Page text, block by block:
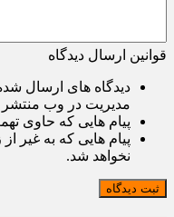
قوانین ارسال دیدگاه
دیدگاه های ارسال
مدیریت در وب
پیام هایی که حاوی
پیام هایی که به غیر
نخواهد شد.
ثبت دیدگاه